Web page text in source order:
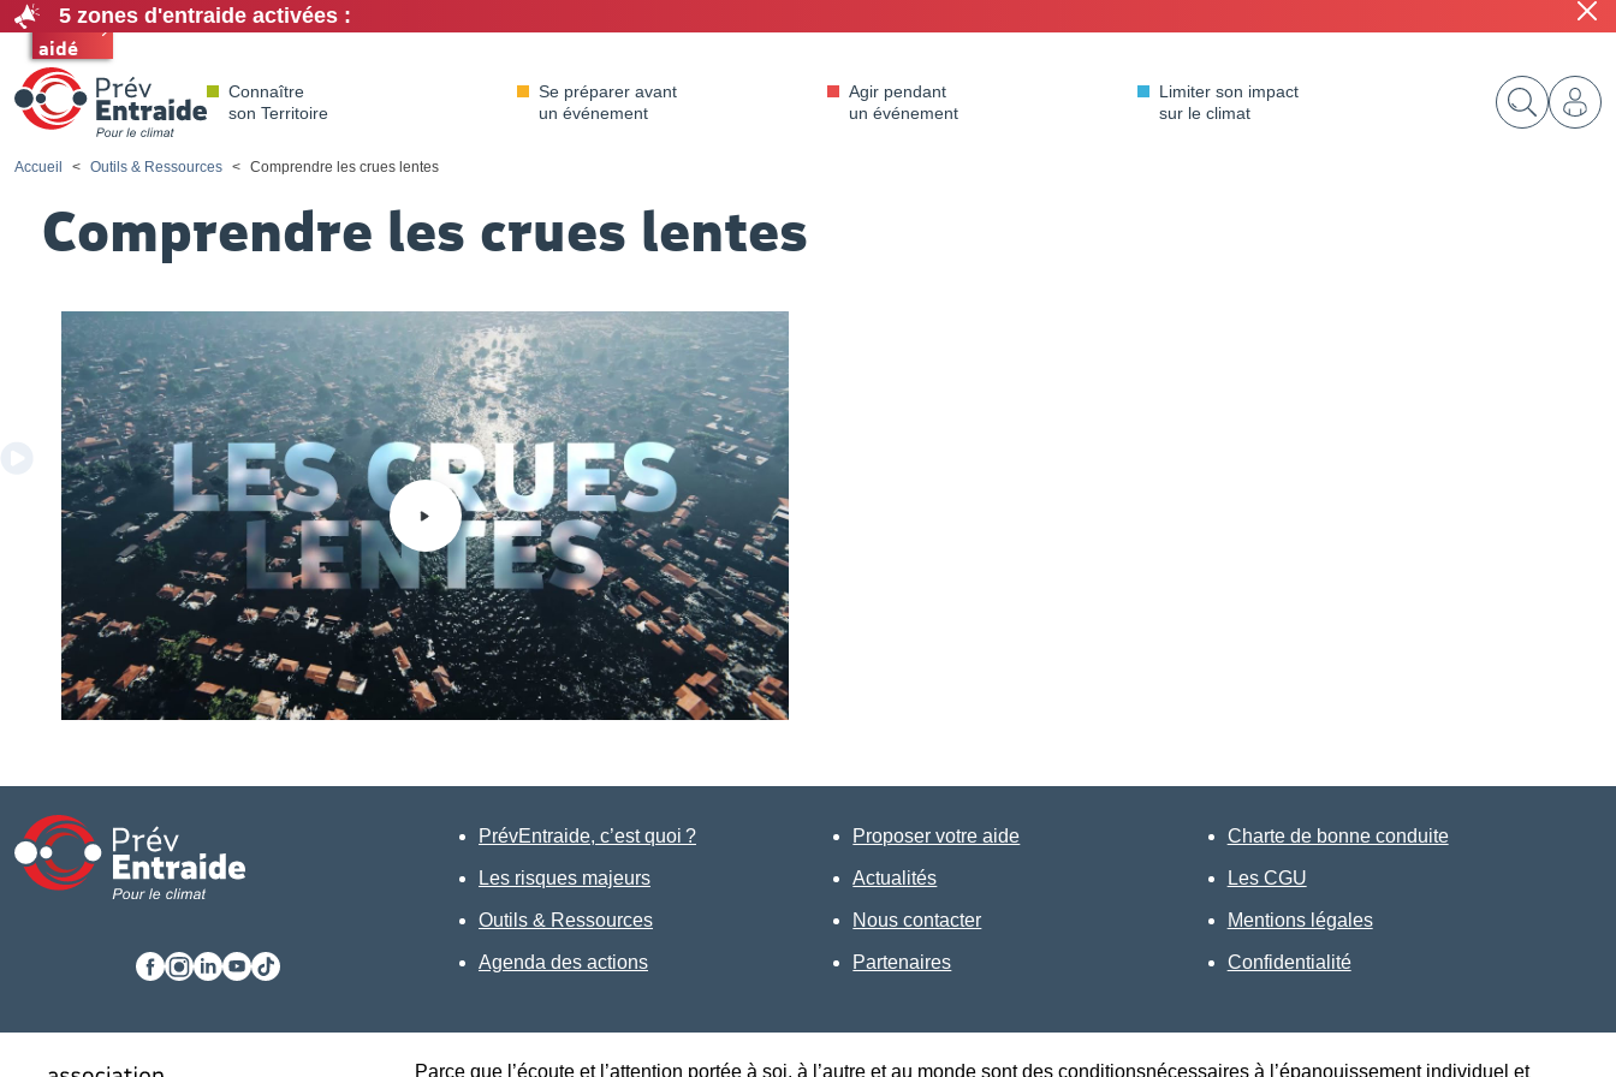
PrévEntraide
Agenda
Connaître
son Territoire
Se préparer avant
un événement
Agir pendant
un événement
Limiter son impact
sur le climat
Rechercher
Me
Accueil Outils & Ressources Comprendre les crues lentes
Comprendre les crues lentes
PrévEntraide, c’est quoi ? Proposer votre aide Charte de bonne conduite
Les risques majeurs Actualités Les CGU
Outils & Ressources Nous contacter Mentions légales
Agenda des actions Partenaires Confidentialité
Facebook
Instagram
LinkedIn
Youtube
TikTok
Parce que l’écoute et l’attention portée à soi, à l’autre et au monde sont des conditionsnécessaires à l’épanouissement individuel et
Aider
Être
aidé
5 zones d'entraide activées :